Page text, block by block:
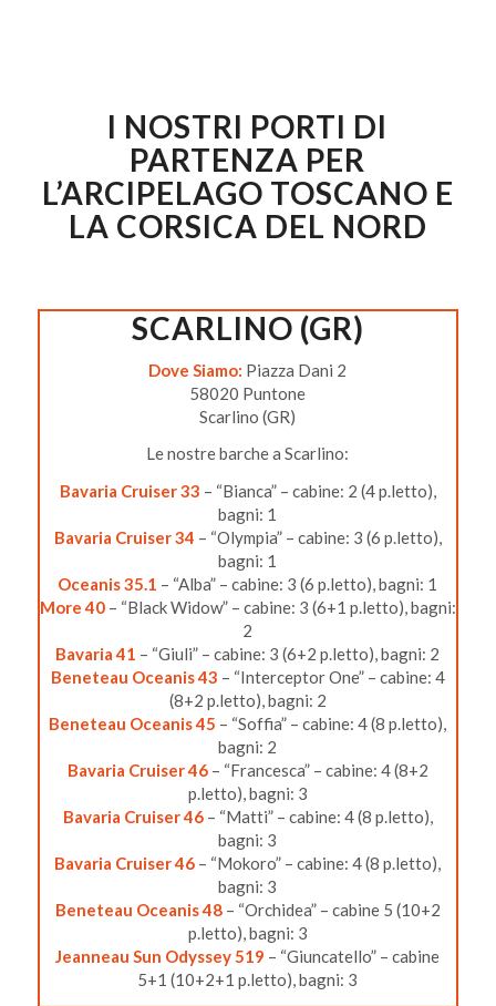
I NOSTRI PORTI DI
PARTENZA PER
L’ARCIPELAGO TOSCANO E
LA CORSICA DEL NORD
SCARLINO (GR)
Dove Siamo: Piazza Dani 2
58020 Puntone
Scarlino (GR)
Le nostre barche a Scarlino:
Bavaria Cruiser 33 – “Bianca” – cabine: 2 (4 p.letto),
bagni: 1
Bavaria Cruiser 34 – “Olympia” – cabine: 3 (6 p.letto),
bagni: 1
Oceanis 35.1 – “Alba” – cabine: 3 (6 p.letto), bagni: 1
More 40– “Black Widow” – cabine: 3 (6+1 p.letto), bagni:
2
Bavaria 41 – “Giuli” – cabine: 3 (6+2 p.letto), bagni: 2
Beneteau Oceanis 43 – “Interceptor One” – cabine: 4
(8+2 p.letto), bagni: 2
Beneteau Oceanis 45 – “Soffia” – cabine: 4 (8 p.letto),
bagni: 2
Bavaria Cruiser 46– “Francesca” – cabine: 4 (8+2
p.letto), bagni: 3
Bavaria Cruiser 46– “Matti” – cabine: 4 (8 p.letto),
bagni: 3
Bavaria Cruiser 46 – “Mokoro” – cabine: 4 (8 p.letto),
bagni: 3
Beneteau Oceanis 48– “Orchidea” – cabine 5 (10+2
p.letto), bagni: 3
Jeanneau Sun Odyssey 519 – “Giuncatello” – cabine
5+1 (10+2+1 p.letto), bagni: 3